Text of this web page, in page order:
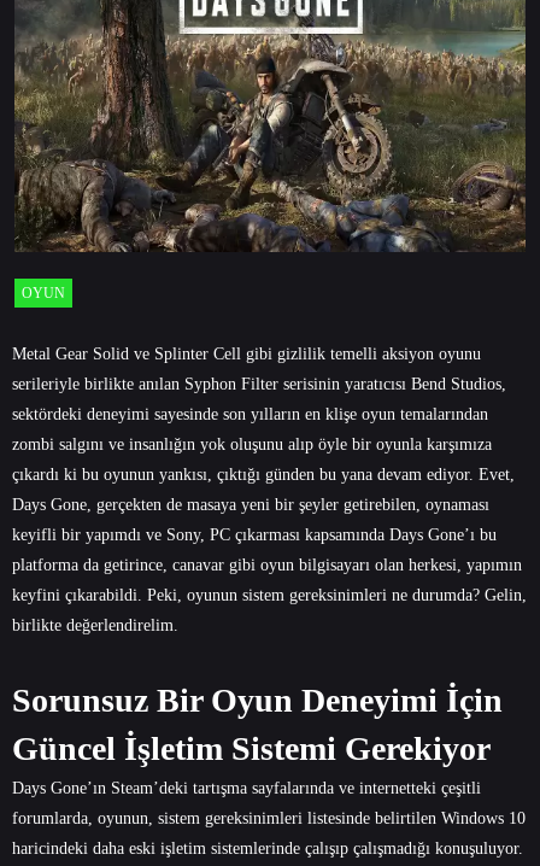
OYUN
Metal Gear Solid ve Splinter Cell gibi gizlilik temelli aksiyon oyunu
serileriyle birlikte anılan Syphon Filter serisinin yaratıcısı Bend Studios,
sektördeki deneyimi sayesinde son yılların en klişe oyun temalarından
zombi salgını ve insanlığın yok oluşunu alıp öyle bir oyunla karşımıza
çıkardı ki bu oyunun yankısı, çıktığı günden bu yana devam ediyor. Evet,
Days Gone, gerçekten de masaya yeni bir şeyler getirebilen, oynaması
keyifli bir yapımdı ve Sony, PC çıkarması kapsamında Days Gone’ı bu
platforma da getirince, canavar gibi oyun bilgisayarı olan herkesi, yapımın
keyfini çıkarabildi. Peki, oyunun sistem gereksinimleri ne durumda? Gelin,
birlikte değerlendirelim.
Sorunsuz Bir Oyun Deneyimi İçin
Güncel İşletim Sistemi Gerekiyor
Days Gone’ın Steam’deki tartışma sayfalarında ve internetteki çeşitli
forumlarda, oyunun, sistem gereksinimleri listesinde belirtilen Windows 10
haricindeki daha eski işletim sistemlerinde çalışıp çalışmadığı konuşuluyor.